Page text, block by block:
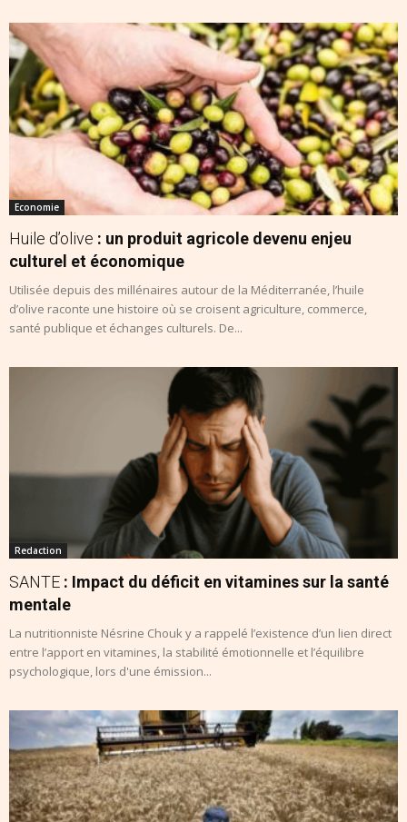
Economie
Huile d’olive : un produit agricole devenu enjeu
culturel et économique
Utilisée depuis des millénaires autour de la Méditerranée, l’huile
d’olive raconte une histoire où se croisent agriculture, commerce,
santé publique et échanges culturels. De...
Redaction
SANTE : Impact du déficit en vitamines sur la santé
mentale
La nutritionniste Nésrine Chouk y a rappelé l’existence d’un lien direct
entre l’apport en vitamines, la stabilité émotionnelle et l’équilibre
psychologique, lors d'une émission...